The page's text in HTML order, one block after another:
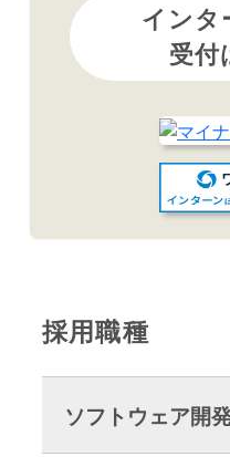
インタ
受付
採用職種
ソフトウェア開